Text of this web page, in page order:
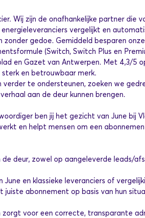
Wij zijn de onafhankelijke partner die
energieleveranciers vergelijkt en
zonder gedoe. Gemiddeld besparen
(Switch, Switch Plus en
en Gazet van Antwerpen. Met 4,3/5
en betrouwbaar merk.
verder te ondersteunen, zoeken we
aan de deur kunnen brengen.
ben jij het gezicht van June bij
en helpt mensen om een
deur, zowel op aangeleverde leads/
en klassieke leveranciers of
juiste abonnement op basis van hun
voor een correcte, transparante